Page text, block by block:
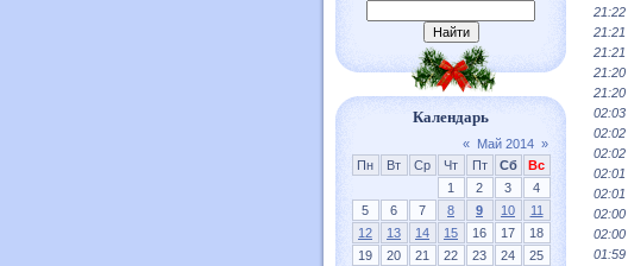
Календарь
« Май 2014 »
Пн
Вт Ср Чт Пт Сб
Вс
1
2 3
4
5
6 7 8 9 10
11
12
13 14 15 16 17
18
19
20 21 22 23 24
25
21:22
21:21
21:21
21:20
21:20
02:03
02:02
02:02
02:01
02:01
02:00
02:00
01:59